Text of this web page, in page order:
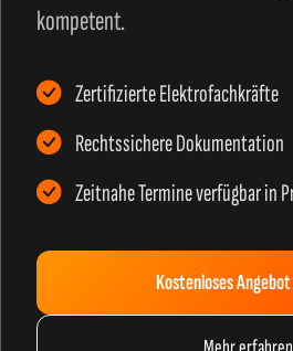
kompetent.
Zertifizierte Elektrofachkräfte
Rechtssichere Dokumentation
Zeitnahe Termine verfügbar in
Kostenloses